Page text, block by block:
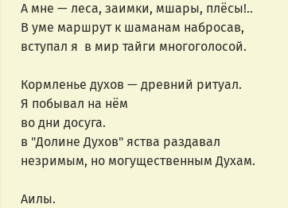
А мне — леса, заимки, мшары, плёсы!..
В уме маршрут к шаманам набросав,
вступал я  в мир тайги многоголосой.
Кормленье духов — древний ритуал.
Я побывал на нём
во дни досуга.
в "Долине Духов" яства раздавал
незримым, но могущественным Духам.
Аилы.